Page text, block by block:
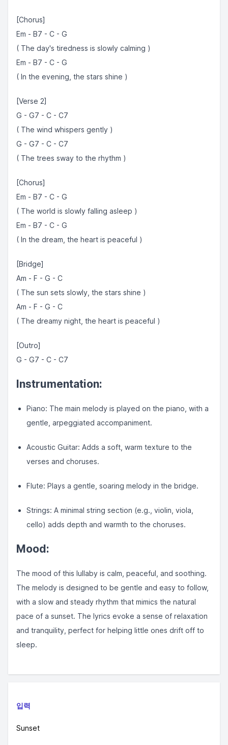
[Chorus]
Em - B7 - C - G
( The day's tiredness is slowly calming )
Em - B7 - C - G
( In the evening, the stars shine )
[Verse 2]
G - G7 - C - C7
( The wind whispers gently )
G - G7 - C - C7
( The trees sway to the rhythm )
[Chorus]
Em - B7 - C - G
( The world is slowly falling asleep )
Em - B7 - C - G
( In the dream, the heart is peaceful )
[Bridge]
Am - F - G - C
( The sun sets slowly, the stars shine )
Am - F - G - C
( The dreamy night, the heart is peaceful )
[Outro]
G - G7 - C - C7
Instrumentation:
Piano: The main melody is played on the piano, with a
gentle, arpeggiated accompaniment.
Acoustic Guitar: Adds a soft, warm texture to the
verses and choruses.
Flute: Plays a gentle, soaring melody in the bridge.
Strings: A minimal string section (e.g., violin, viola,
cello) adds depth and warmth to the choruses.
Mood:
The mood of this lullaby is calm, peaceful, and soothing.
The melody is designed to be gentle and easy to follow,
with a slow and steady rhythm that mimics the natural
pace of a sunset. The lyrics evoke a sense of relaxation
and tranquility, perfect for helping little ones drift off to
sleep.
입력
Sunset